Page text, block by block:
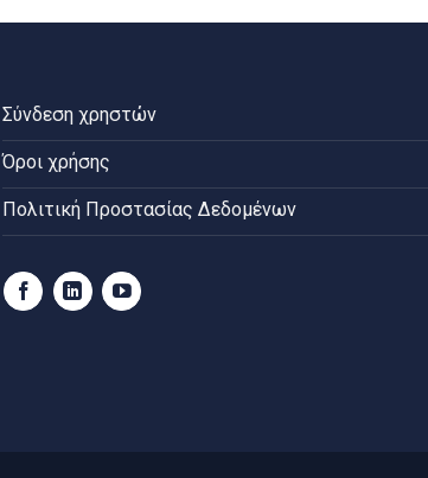
Σύνδεση χρηστών
Όροι χρήσης
Πολιτική Προστασίας Δεδομένων